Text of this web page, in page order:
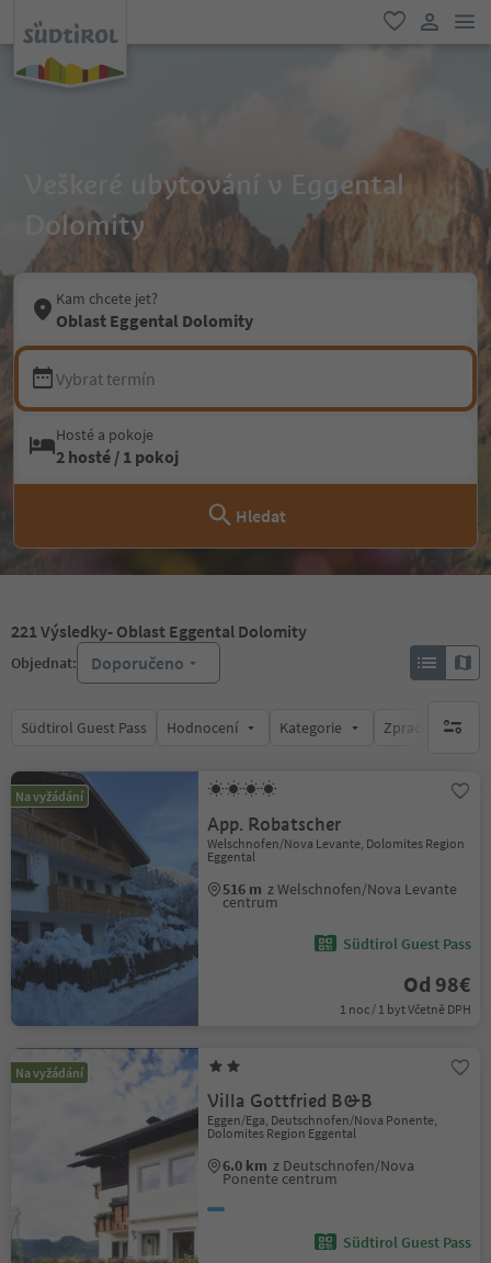
oblíbené
Veškeré ubytování v Eggental
Dolomity
Kam chcete jet?
Oblast Eggental Dolomity
Vybrat termín
Hosté a pokoje
2 hosté / 1 pokoj
Hledat
221 Výsledky- Oblast Eggental Dolomity
Objednat: Doporučeno
Südtirol Guest Pass Hodnocení Kategorie Zpracovávábrak
Na vyžádání
App. Robatscher
Welschnofen/Nova Levante, Dolomites Region
Eggental
516 m z Welschnofen/Nova Levante
centrum
Südtirol Guest Pass
Od 98€
1 noc / 1 byt Včetně DPH
Na vyžádání
Villa Gottfried B&B
Eggen/Ega, Deutschnofen/Nova Ponente,
Dolomites Region Eggental
6.0 km z Deutschnofen/Nova
Ponente centrum
Südtirol Guest Pass